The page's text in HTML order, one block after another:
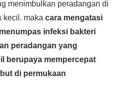
menimbulkan peradangan di
kecil. maka cara mengatasi
infeksi bakteri
peradangan yang
berupaya mempercepat
di permukaan